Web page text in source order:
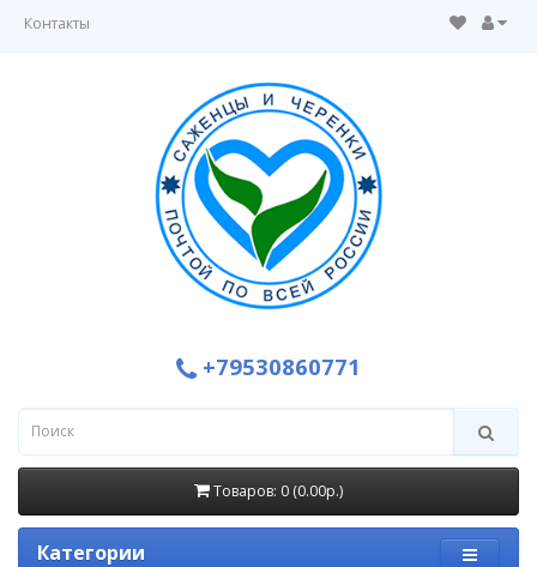
Контакты
+79530860771
Товаров: 0 (0.00р.)
Категории